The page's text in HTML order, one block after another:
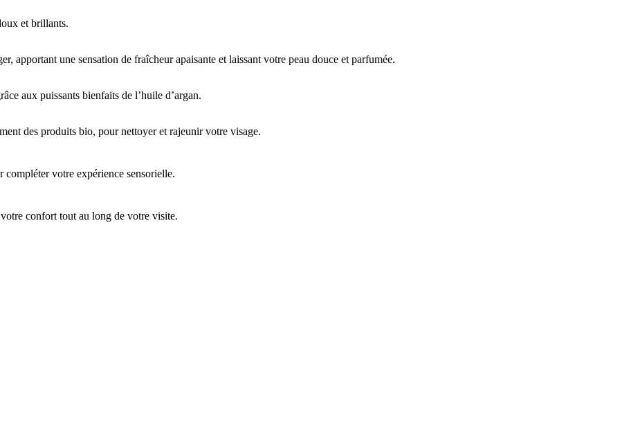
et brillants.
apportant une sensation de fraîcheur apaisante et laissant votre peau douce et parfumée.
aux puissants bienfaits de l’huile d’argan.
des produits bio, pour nettoyer et rajeunir votre visage.
compléter votre expérience sensorielle.
confort tout au long de votre visite.